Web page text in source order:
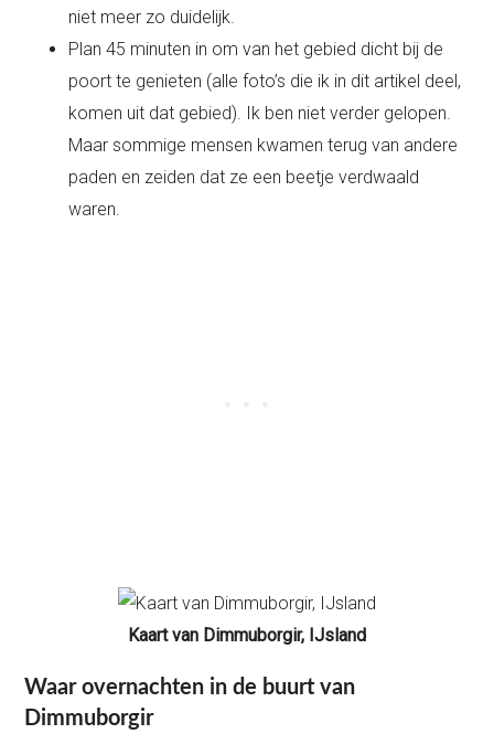
niet meer zo duidelijk.
Plan 45 minuten in om van het gebied dicht bij de
poort te genieten (alle foto’s die ik in dit artikel deel,
komen uit dat gebied). Ik ben niet verder gelopen.
Maar sommige mensen kwamen terug van andere
paden en zeiden dat ze een beetje verdwaald
waren.
Kaart van Dimmuborgir, IJsland
Waar overnachten in de buurt van
Dimmuborgir